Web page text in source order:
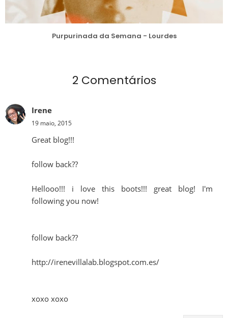
Purpurinada da Semana - Lourdes
2 Comentários
Irene
19 maio, 2015
Great blog!!!
follow back??
Hellooo!!! i love this boots!!! great blog! I'm
following you now!
follow back??
http://irenevillalab.blogspot.com.es/
xoxo xoxo